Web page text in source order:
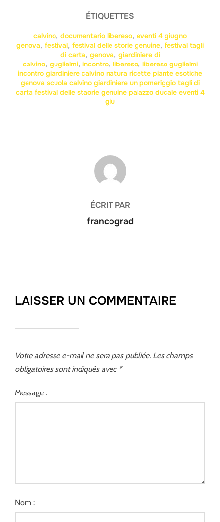
ÉTIQUETTES
calvino, documentario libereso, eventi 4 giugno
genova, festival, festival delle storie genuine, festival tagli
di carta, genova, giardiniere di
calvino, guglielmi, incontro, libereso, libereso guglielmi
incontro giardiniere calvino natura ricette piante esotiche
genova scuola calvino giardiniere un pomeriggio tagli di
carta festival delle staorie genuine palazzo ducale eventi 4
giu
AUTEUR DE LA PUBLICATION
ÉCRIT PAR
francograd
LAISSER UN COMMENTAIRE
Votre adresse e-mail ne sera pas publiée. Les champs
obligatoires sont indiqués avec *
Message :
Nom :